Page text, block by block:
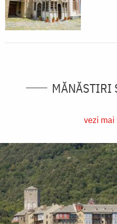
MĂNĂSTIRI
vezi mai